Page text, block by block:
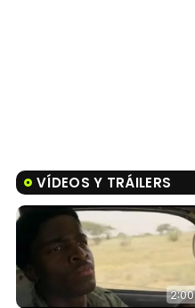
VÍDEOS Y TRÁILERS
2:00